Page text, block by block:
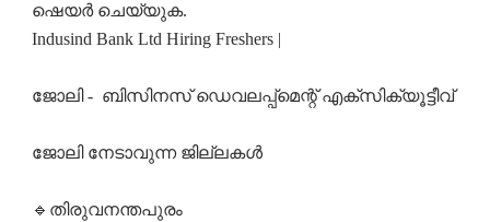
ഷെയർ ചെയ്യുക.
Indusind Bank Ltd Hiring Freshers |
ജോലി - ബിസിനസ്‌ ഡെവലപ്പ്മെന്റ് എക്സിക്യൂട്ടീവ്
ജോലി നേടാവുന്ന ജില്ലകൾ
🔹തിരുവനന്തപുരം